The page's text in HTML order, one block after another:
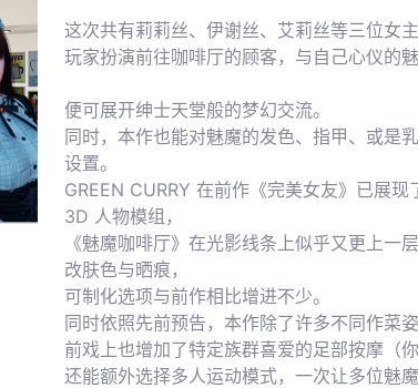
这次共有莉莉丝、伊谢丝、艾莉丝等三位女主
玩家扮演前往咖啡厅的顾客，与自己心仪的魅
便可展开绅士天堂般的梦幻交流。
同时，本作也能对魅魔的发色、指甲、或是
设置。
GREEN CURRY 在前作《完美女友》已展现
3D 人物模组，
《魅魔咖啡厅》在光影线条上似乎又更上一
改肤色与晒痕，
可制化选项与前作相比增进不少。
同时依照先前预告，本作除了许多不同作菜姿
前戏上也增加了特定族群喜爱的足部按摩（你
还能额外选择多人运动模式，一次让多位魅魔